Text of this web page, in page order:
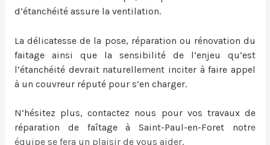
d’étanchéité assure la ventilation.
La délicatesse de la pose, réparation ou rénovation du
faitage ainsi que la sensibilité de l’enjeu qu’est
l’étanchéité devrait naturellement inciter à faire appel
à un couvreur réputé pour s’en charger.
N’hésitez plus, contactez nous pour vos travaux de
réparation de faîtage à Saint-Paul-en-Foret notre
équipe se fera un plaisir de vous aider.